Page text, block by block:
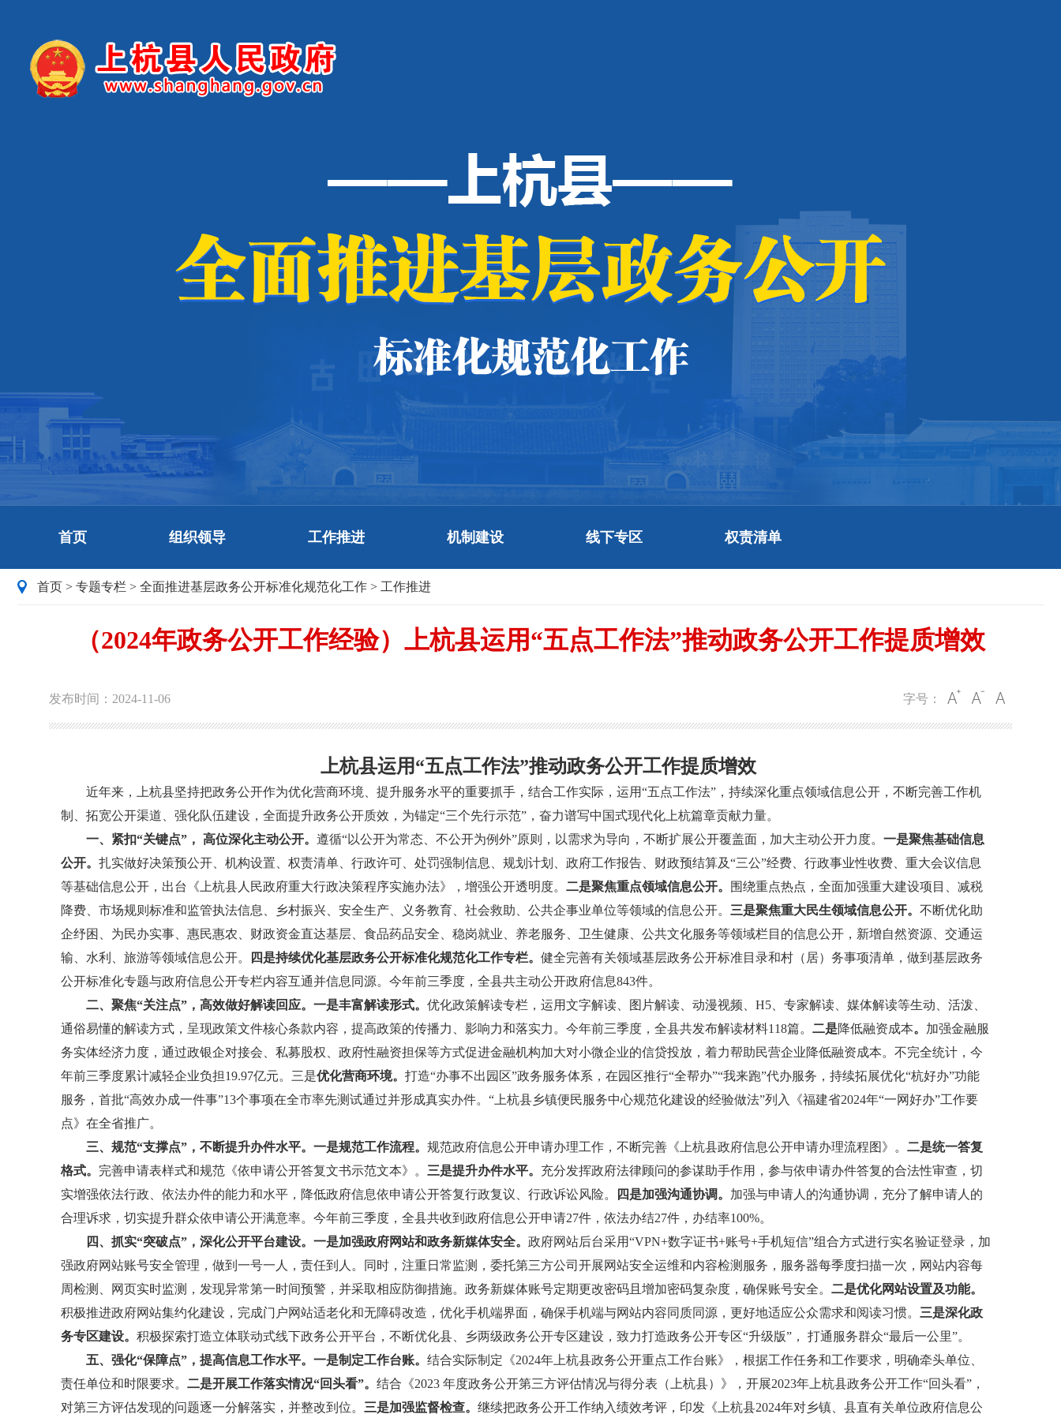
首页 组织领导 工作推进 机制建设 线下专区 权责清单
首页 > 专题专栏 > 全面推进基层政务公开标准化规范化工作 > 工作推进
（2024年政务公开工作经验）上杭县运用“五点工作法”推动政务公开工作提质增效
发布时间：2024-11-06 字号：
上杭县运用“五点工作法”推动政务公开工作提质增效
近年来，上杭县坚持把政务公开作为优化营商环境、提升服务水平的重要抓手，结合工作实际，运用“五点工作法”，持续深化重点领域信息公开，不断完善工作机
制、拓宽公开渠道、强化队伍建设，全面提升政务公开质效，为锚定“三个先行示范”，奋力谱写中国式现代化上杭篇章贡献力量。
一、紧扣“关键点”， 高位深化主动公开。 遵循“以公开为常态、不公开为例外”原则，以需求为导向，不断扩展公开覆盖面，加大主动公开力度。 一是聚焦基础信息
公开。 扎实做好决策预公开、机构设置、权责清单、行政许可、处罚强制信息、规划计划、政府工作报告、财政预结算及“三公”经费、行政事业性收费、重大会议信息
等基础信息公开，出台《上杭县人民政府重大行政决策程序实施办法》，增强公开透明度。 二是聚焦重点领域信息公开。
围绕重点热点，全面加强重大建设项目、减税
降费、市场规则标准和监管执法信息、乡村振兴、安全生产、义务教育、社会救助、公共企事业单位等领域的信息公开。 三是聚焦重大民生领域信息公开。 不断优化助
企纾困、为民办实事、惠民惠农、财政资金直达基层、食品药品安全、稳岗就业、养老服务、卫生健康、公共文化服务等领域栏目的信息公开，新增自然资源、交通运
输、水利、旅游等领域信息公开。
四是持续优化基层政务公开标准化规范化工作专栏。 健全完善有关领域基层政务公开标准目录和村（居）务事项清单，做到基层政务
公开标准化专题与政府信息公开专栏内容互通并信息同源。今年前三季度，全县共主动公开政府信息843件。
二、 聚焦“关注点”， 高效做好解读回应。一是丰富解读形式。 优化政策解读专栏，运用文字解读、图片解读、动漫视频、H5、专家解读、媒体解读等生动、活泼、
通俗易懂的解读方式，呈现政策文件核心条款内容，提高政策的传播力、影响力和落实力。今年前三季度，全县共发布解读材料118篇。 二是降低融资成本。 加强金融服
务实体经济力度，通过政银企对接会、私募股权、政府性融资担保等方式促进金融机构加大对小微企业的信贷投放，着力帮助民营企业降低融资成本。不完全统计，今
年前三季度累计减轻企业负担19.97亿元。三是优化营商环境。 打造“办事不出园区”政务服务体系，在园区推行“全帮办”“我来跑”代办服务，持续拓展优化“杭好办”功能
服务，首批“高效办成一件事”13个事项在全市率先测试通过并形成真实办件。“上杭县乡镇便民服务中心规范化建设的经验做法”列入《福建省2024年“一网好办”工作要
点》在全省推广。
三、规范“支撑点”，不断提升办件水平。一是规范工作流程。 规范政府信息公开申请办理工作，不断完善《上杭县政府信息公开申请办理流程图》。 二是统一答复
格式。 完善申请表样式和规范《依申请公开答复文书示范文本》。 三是提升办件水平。 充分发挥政府法律顾问的参谋助手作用，参与依申请办件答复的合法性审查，切
实增强依法行政、依法办件的能力和水平，降低政府信息依申请公开答复行政复议、行政诉讼风险。
四是加强沟通协调。 加强与申请人的沟通协调，充分了解申请人的
合理诉求，切实提升群众依申请公开满意率。今年前三季度，全县共收到政府信息公开申请27件，依法办结27件，办结率100%。
四、抓实“突破点”，深化公开平台建设。一是加强政府网站和政务新媒体安全。 政府网站后台采用“VPN+数字证书+账号+手机短信”组合方式进行实名验证登录，加
强政府网站账号安全管理，做到一号一人，责任到人。同时，注重日常监测，委托第三方公司开展网站安全运维和内容检测服务，服务器每季度扫描一次，网站内容每
周检测、网页实时监测，发现异常第一时间预警，并采取相应防御措施。政务新媒体账号定期更改密码且增加密码复杂度，确保账号安全。 二是优化网站设置及功能。
积极推进政府网站集约化建设，完成门户网站适老化和无障碍改造，优化手机端界面，确保手机端与网站内容同质同源，更好地适应公众需求和阅读习惯。 三是深化政
务专区建设。 积极探索打造立体联动式线下政务公开平台，不断优化县、乡两级政务公开专区建设，致力打造政务公开专区“升级版”， 打通服务群众“最后一公里”。
五、强化“保障点”，提高信息工作水平。一是制定工作台账。 结合实际制定《2024年上杭县政务公开重点工作台账》，根据工作任务和工作要求，明确牵头单位、
责任单位和时限要求。 二是开展工作落实情况“回头看”。 结合《2023 年度政务公开第三方评估情况与得分表（上杭县）》，开展2023年上杭县政务公开工作“回头看”，
对第三方评估发现的问题逐一分解落实，并整改到位。 三是加强监督检查。 继续把政务公开工作纳入绩效考评，印发《上杭县2024年对乡镇、县直有关单位政府信息公